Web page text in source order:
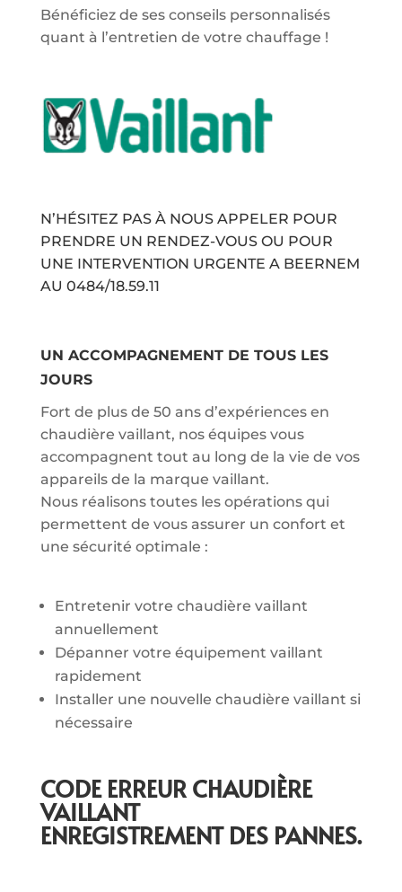
Bénéficiez de ses conseils personnalisés
quant à l’entretien de votre chauffage !
N’HÉSITEZ PAS À NOUS APPELER POUR
PRENDRE UN RENDEZ-VOUS OU POUR
UNE INTERVENTION URGENTE A BEERNEM
AU 0484/18.59.11
UN ACCOMPAGNEMENT DE TOUS LES
JOURS
Fort de plus de 50 ans d’expériences en
chaudière vaillant, nos équipes vous
accompagnent tout au long de la vie de vos
appareils de la marque vaillant.
Nous réalisons toutes les opérations qui
permettent de vous assurer un confort et
une sécurité optimale :
Entretenir votre chaudière vaillant
annuellement
Dépanner votre équipement vaillant
rapidement
Installer une nouvelle chaudière vaillant si
nécessaire
CODE ERREUR CHAUDIÈRE
VAILLANT
ENREGISTREMENT DES PANNES.